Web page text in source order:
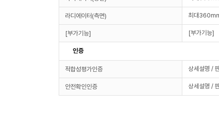
라디에이터(측면) 최대
[부가기능] [부가기능]
인증
적합성평가인증 상세설명 /
안전확인인증 상세설명 /